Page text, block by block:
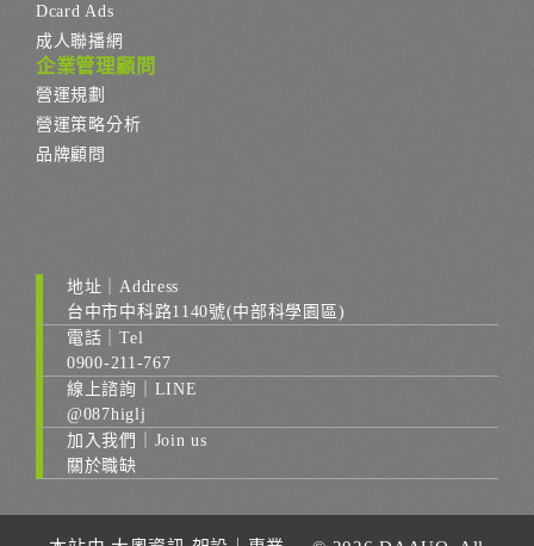
Dcard Ads
成人聯播網
企業管理顧問
營運規劃
營運策略分析
品牌顧問
地址｜Address
台中市中科路1140號(中部科學園區)
電話｜Tel
0900-211-767
線上諮詢｜LINE
@087higlj
加入我們｜Join us
關於職缺